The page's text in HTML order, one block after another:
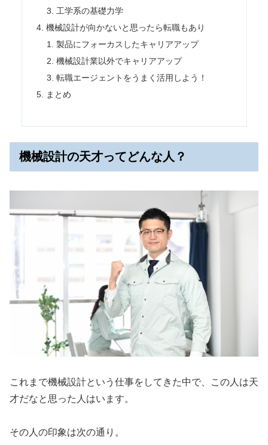
工学系の基礎力学
機械設計が向かないと思ったら転職もあり
製品にフォーカスしたキャリアアップ
機械設計業以外でキャリアアップ
転職エージェントをうまく活用しよう！
まとめ
機械設計の天才ってどんな人？
これまで機械設計という仕事をしてきた中で、この人は天
才だなと思った人はいます。
その人の印象は次の通り。